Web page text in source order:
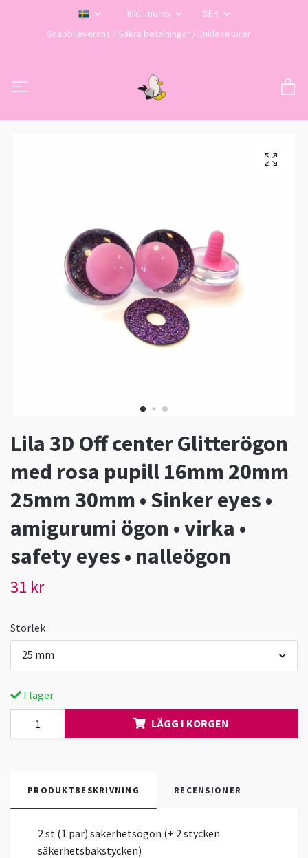
Inkl. moms
SEK
Snabb leverans / Säkra betalningar / Enkla returer
Lila 3D Off center Glitterögon
med rosa pupill 16mm 20mm
25mm 30mm • Sinker eyes •
amigurumi ögon • virka •
safety eyes • nalleögon
31 kr
Storlek
25 mm
I lager
LÄGG I KORGEN
PRODUKTBESKRIVNING RECENSIONER
2 st (1 par) säkerhetsögon (+ 2 stycken
säkerhetsbakstycken)